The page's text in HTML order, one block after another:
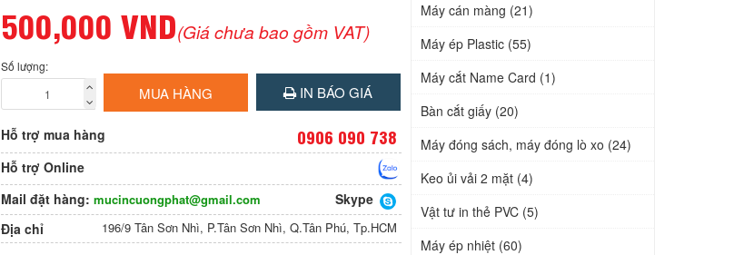
500,000 VND(Giá chưa bao gồm VAT)
Số lượng:
MUA HÀNG IN BÁO GIÁ
Hỗ trợ mua hàng 0906 090 738
Hỗ trợ Online
Mail đặt hàng: mucincuongphat@gmail.com
Skype
Địa chỉ
196/9 Tân Sơn Nhì, P.Tân Sơn Nhì, Q.Tân Phú, Tp.HCM
Máy cán màng (21)
Máy ép Plastic (55)
Máy cắt Name Card (1)
Bàn cắt giấy (20)
Máy đóng sách, máy đóng lò xo (24)
Keo ủi vải 2 mặt (4)
Vật tư in thẻ PVC (5)
Máy ép nhiệt (60)